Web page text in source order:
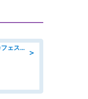
＞
ホールスタッフ/「家具屋が営むカフェスタッフ!」週2日～OK!嬉しいまかない付き/岡山県/浅口郡里庄町